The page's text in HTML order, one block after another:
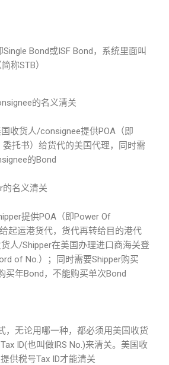
Bond或ISF Bond，系统里面叫
称STB）
的名义清关
收货人/consignee提供POA（即
托书）给货代的美国代理，同时需
的Bond
的名义清关
提供POA（即Power Of
起运港货代，货代再转给目的港代
人/Shipper在美国办理进口商海关登
of No.）；同时需要Shipper购买
买年Bond，不能购买单次Bond
，无论用哪一种，都必须用美国收货
ID(也叫做IRS No.)来清关。美国收
供税号Tax ID才能清关